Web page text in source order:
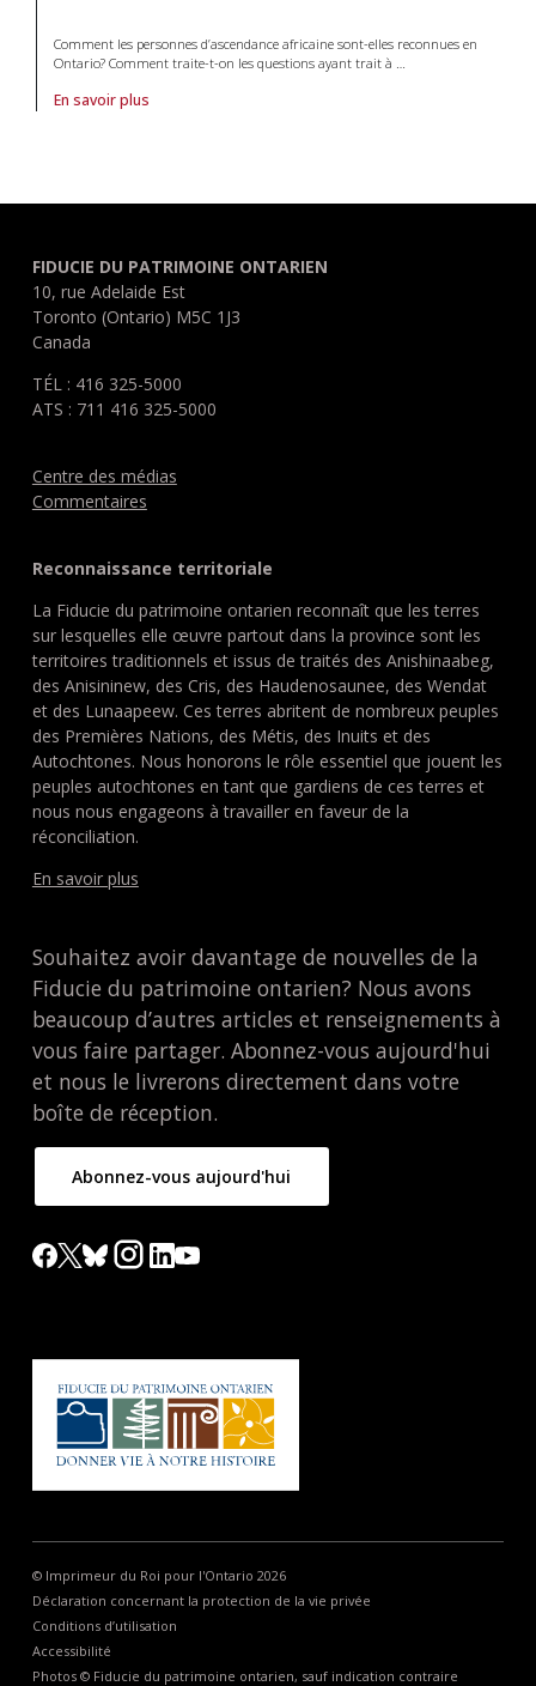
Comment les personnes d’ascendance africaine sont-elles reconnues en
Ontario? Comment traite-t-on les questions ayant trait à
En savoir plus
À propos de article Reconnaissance, justice et développement
FIDUCIE DU PATRIMOINE ONTARIEN
10, rue Adelaide Est
Toronto (Ontario) M5C 1J3
Canada
TÉL : 416 325-5000
ATS : 711 416 325-5000
Centre des médias
Commentaires
Reconnaissance territoriale
La Fiducie du patrimoine ontarien reconnaît que les terres
sur lesquelles elle œuvre partout dans la province sont les
territoires traditionnels et issus de traités des Anishinaabeg,
des Anisininew, des Cris, des Haudenosaunee, des Wendat
et des Lunaapeew. Ces terres abritent de nombreux peuples
des Premières Nations, des Métis, des Inuits et des
Autochtones. Nous honorons le rôle essentiel que jouent les
peuples autochtones en tant que gardiens de ces terres et
nous nous engageons à travailler en faveur de la
réconciliation.
En savoir plus
Souhaitez avoir davantage de nouvelles de la
Fiducie du patrimoine ontarien? Nous avons
beaucoup d’autres articles et renseignements à
vous faire partager. Abonnez-vous aujourd'hui
et nous le livrerons directement dans votre
boîte de réception.
Abonnez-vous aujourd'hui
© Imprimeur du Roi pour l'Ontario 2026
Déclaration concernant la protection de la vie privée
Conditions d’utilisation
Accessibilité
Photos © Fiducie du patrimoine ontarien, sauf indication contraire